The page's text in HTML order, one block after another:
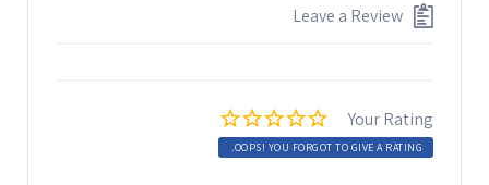
Leave a Review
Your Rating
OOPS! YOU FORGOT TO GIVE A RATING.